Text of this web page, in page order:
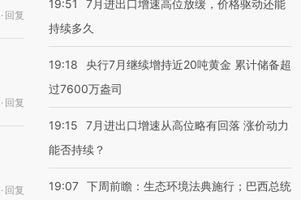
· 回复
· 回复
· 回复
19:51
7月进出口增速高位放缓，价格驱动还能
持续多久
19:18
央行7月继续增持近20吨黄金 累计储备超
过7600万盎司
19:15
7月进出口增速从高位略有回落 涨价动力
能否持续？
19:07 下周前瞻：生态环境法典施行；巴西总统